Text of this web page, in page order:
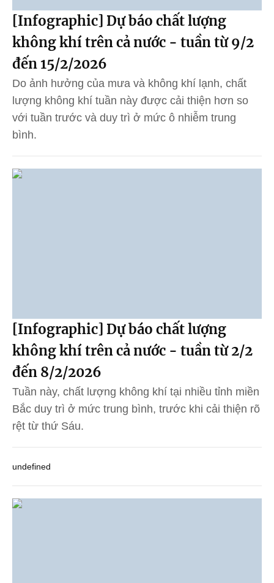
[Infographic] Dự báo chất lượng
không khí trên cả nước - tuần từ 9/2
đến 15/2/2026
Do ảnh hưởng của mưa và không khí lạnh, chất
lượng không khí tuần này được cải thiện hơn so
với tuần trước và duy trì ở mức ô nhiễm trung
bình.
[Infographic] Dự báo chất lượng
không khí trên cả nước - tuần từ 2/2
đến 8/2/2026
Tuần này, chất lượng không khí tại nhiều tỉnh miền
Bắc duy trì ở mức trung bình, trước khi cải thiện rõ
rệt từ thứ Sáu.
undefined